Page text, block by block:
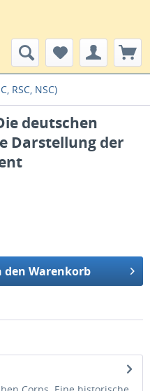
RSC, NSC)
deutschen
Darstellung der
den Warenkorb